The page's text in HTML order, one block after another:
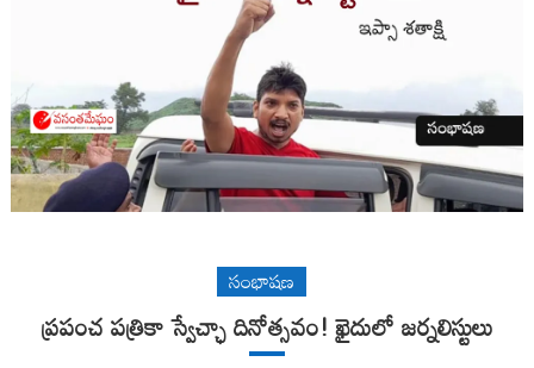
సంభాషణ
ప్రపంచ పత్రికా స్వేచ్ఛా దినోత్సవం! ఖైదులో జర్నలిస్టులు